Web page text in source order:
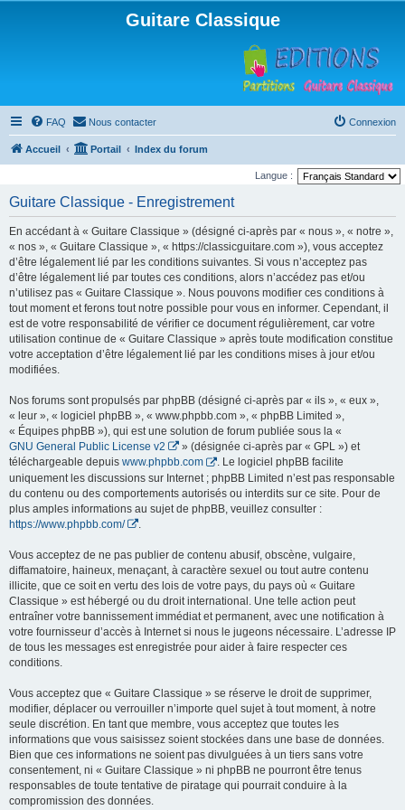
Guitare Classique
FAQ Nous contacter Connexion
Accueil Portail Index du forum
Langue :
Guitare Classique - Enregistrement
En accédant à « Guitare Classique » (désigné ci-après par « nous », « notre »,
« nos », « Guitare Classique », « https://classicguitare.com »), vous acceptez
d’être légalement lié par les conditions suivantes. Si vous n’acceptez pas
d’être légalement lié par toutes ces conditions, alors n’accédez pas et/ou
n’utilisez pas « Guitare Classique ». Nous pouvons modifier ces conditions à
tout moment et ferons tout notre possible pour vous en informer. Cependant, il
est de votre responsabilité de vérifier ce document régulièrement, car votre
utilisation continue de « Guitare Classique » après toute modification constitue
votre acceptation d’être légalement lié par les conditions mises à jour et/ou
modifiées.
Nos forums sont propulsés par phpBB (désigné ci-après par « ils », « eux »,
« leur », « logiciel phpBB », « www.phpbb.com », « phpBB Limited »,
« Équipes phpBB »), qui est une solution de forum publiée sous la «
GNU General Public License v2
» (désignée ci-après par « GPL ») et
téléchargeable depuis www.phpbb.com
. Le logiciel phpBB facilite
uniquement les discussions sur Internet ; phpBB Limited n’est pas responsable
du contenu ou des comportements autorisés ou interdits sur ce site. Pour de
plus amples informations au sujet de phpBB, veuillez consulter :
https://www.phpbb.com/
Vous acceptez de ne pas publier de contenu abusif, obscène, vulgaire,
diffamatoire, haineux, menaçant, à caractère sexuel ou tout autre contenu
illicite, que ce soit en vertu des lois de votre pays, du pays où « Guitare
Classique » est hébergé ou du droit international. Une telle action peut
entraîner votre bannissement immédiat et permanent, avec une notification à
votre fournisseur d’accès à Internet si nous le jugeons nécessaire. L’adresse IP
de tous les messages est enregistrée pour aider à faire respecter ces
conditions.
Vous acceptez que « Guitare Classique » se réserve le droit de supprimer,
modifier, déplacer ou verrouiller n’importe quel sujet à tout moment, à notre
seule discrétion. En tant que membre, vous acceptez que toutes les
informations que vous saisissez soient stockées dans une base de données.
Bien que ces informations ne soient pas divulguées à un tiers sans votre
consentement, ni « Guitare Classique » ni phpBB ne pourront être tenus
responsables de toute tentative de piratage qui pourrait conduire à la
compromission des données.